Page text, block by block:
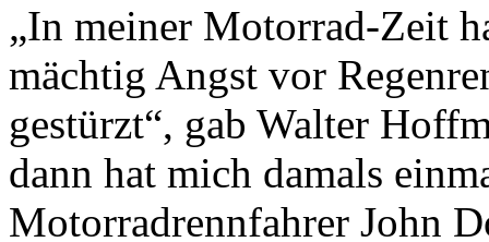
„In meiner Motorrad-Zeit
mächtig Angst vor
gestürzt“, gab Walter
dann hat mich damals
Motorradrennfahrer John